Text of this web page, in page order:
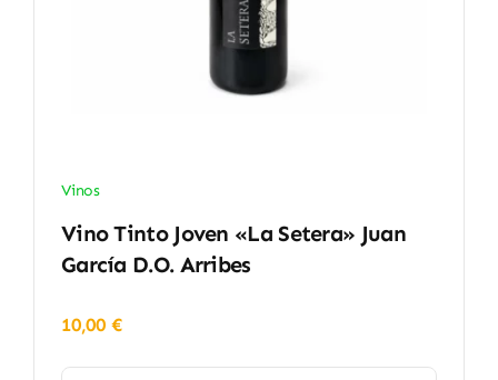
Vinos
Vino Tinto Joven «La Setera» Juan
García D.O. Arribes
10,00 €